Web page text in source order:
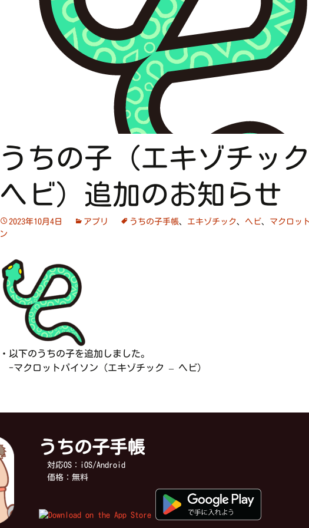
うちの子（エキゾチッ
ヘビ）追加のお知らせ
2023年10月4日 アプリ うちの子手帳、 エキゾチック、 ヘビ、 マクロッ
ン
・以下のうちの子を追加しました。
-マクロットパイソン（エキゾチック – ヘビ）
うちの子手帳
対応OS：iOS/Android
価格：無料